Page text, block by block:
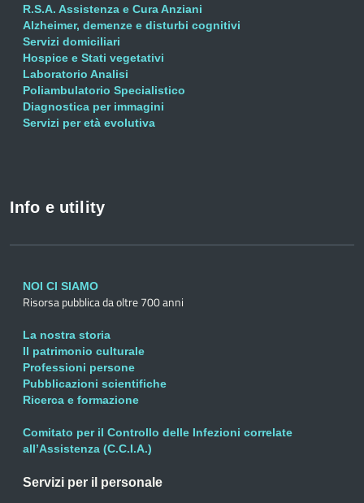
R.S.A. Assistenza e Cura Anziani
Alzheimer, demenze e disturbi cognitivi
Servizi domiciliari
Hospice e Stati vegetativi
Laboratorio Analisi
Poliambulatorio Specialistico
Diagnostica per immagini
Servizi per età evolutiva
Info e utility
NOI CI SIAMO
Risorsa pubblica da oltre 700 anni
La nostra storia
Il patrimonio culturale
Professioni persone
Pubblicazioni scientifiche
Ricerca e formazione
Comitato per il Controllo delle Infezioni correlate
all’Assistenza (C.C.I.A.)
Servizi per il personale